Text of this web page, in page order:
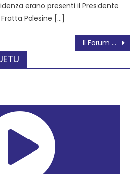
erano presenti il Presidente
Polesine […]
Il Forum dei Cittadini per la Pace